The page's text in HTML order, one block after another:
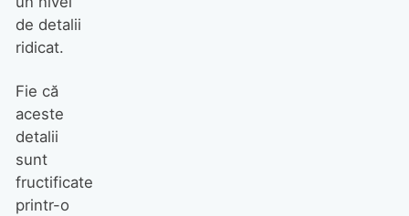
de detalii
ridicat.
Fie că
aceste
detalii
sunt
fructificate
printr-o